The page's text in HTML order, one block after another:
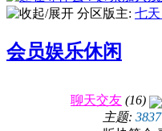
残血家
分区版主: 七
会员娱乐休闲
聊天交友 (16)
主题: 3837